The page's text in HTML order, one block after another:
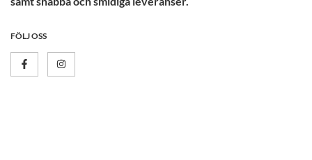
FÖLJ OSS